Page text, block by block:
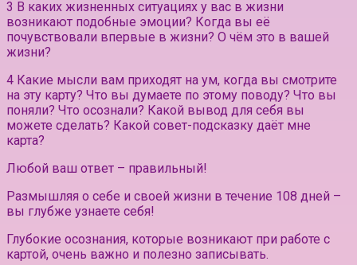
3 В каких жизненных ситуациях у вас в жизни
возникают подобные эмоции? Когда вы её
почувствовали впервые в жизни? О чём это в вашей
жизни?
4 Какие мысли вам приходят на ум, когда вы смотрите
на эту карту? Что вы думаете по этому поводу? Что вы
поняли? Что осознали? Какой вывод для себя вы
можете сделать? Какой совет-подсказку даёт мне
карта?
Любой ваш ответ – правильный!
Размышляя о себе и своей жизни в течение 108 дней –
вы глубже узнаете себя!
Глубокие осознания, которые возникают при работе с
картой, очень важно и полезно записывать.⠀